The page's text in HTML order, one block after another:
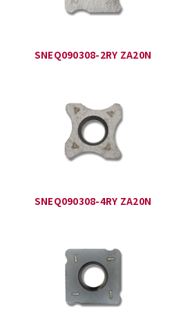
SNEQ090308-2RY ZA20N
SNEQ090308-4RY ZA20N